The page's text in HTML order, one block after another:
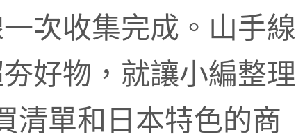
次收集完成。山手線
好物，就讓小編整理
清單和日本特色的商